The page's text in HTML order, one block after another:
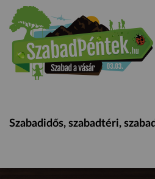
Szabadidős, szabadtéri,